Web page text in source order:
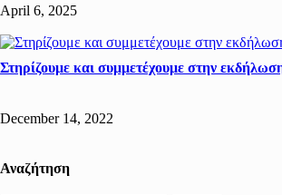
April 6, 2025
Στηρίζουμε και συμμετέχουμε στην
December 14, 2022
Αναζήτηση